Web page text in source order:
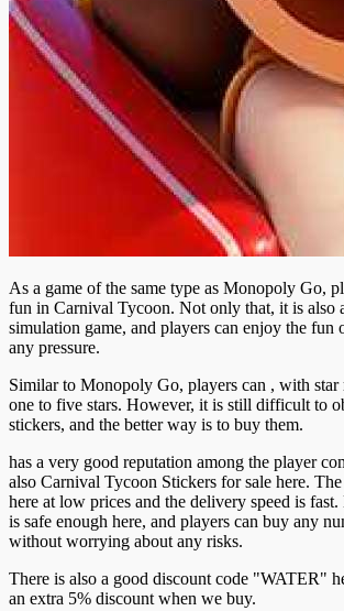
As a game of the same type as Monopoly Go,
fun in Carnival Tycoon. Not only that, it is also
simulation game, and players can enjoy the fun
any pressure.
Similar to Monopoly Go, players can , with
one to five stars. However, it is still difficult to
stickers, and the better way is to buy them.
has a very good reputation among the player
also Carnival Tycoon Stickers for sale here.
here at low prices and the delivery speed is
is safe enough here, and players can buy any
without worrying about any risks.
There is also a good discount code "WATER"
an extra 5% discount when we buy.